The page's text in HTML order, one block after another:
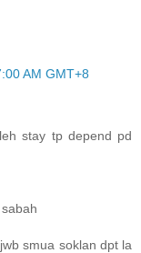
AM GMT+8
stay tp depend pd
smua soklan dpt la